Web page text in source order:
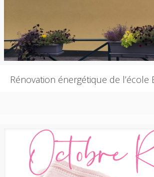
Rénovation énergétique de l’école